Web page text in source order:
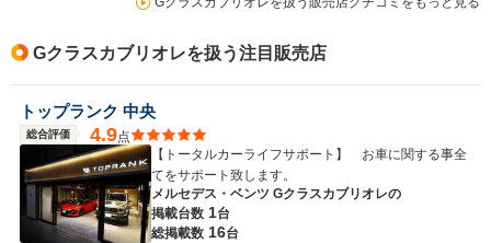
Gクラスカブリオレを扱う注目販売店
トップランク 中央
総合評価 4.9点
【トータルカーライフサポート】 お車に関する事全
てをサポート致します。
メルセデス・ベンツ Gクラスカブリオレの
掲載台数 1台
総掲載数 16台